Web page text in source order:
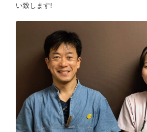
い致します!